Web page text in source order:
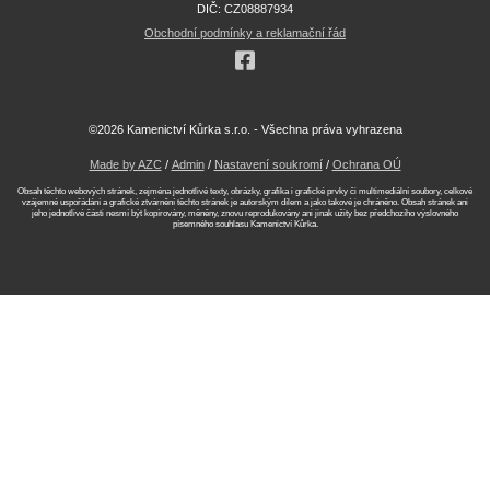
DIČ: CZ08887934
Obchodní podmínky a reklamační řád
©2026 Kamenictví Kůrka s.r.o. - Všechna práva vyhrazena
Made by AZC/ Admin/ Nastavení soukromí/ Ochrana OÚ
Obsah těchto webových stránek, zejména jednotlivé texty, obrázky, grafika i grafické prvky či multimediální soubory, celkové
vzájemné uspořádání a grafické ztvárnění těchto stránek je autorským dílem a jako takové je chráněno. Obsah stránek ani
jeho jednotlivé části nesmí být kopírovány, měněny, znovu reprodukovány ani jinak užity bez předchozího výslovného
písemného souhlasu Kamenictví Kůrka.